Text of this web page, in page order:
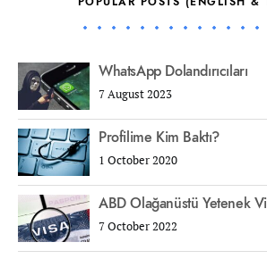
WhatsApp Dolandırıcıları
7 August 2023
Profilime Kim Baktı?
1 October 2020
ABD Olağanüstü Yetenek
7 October 2022